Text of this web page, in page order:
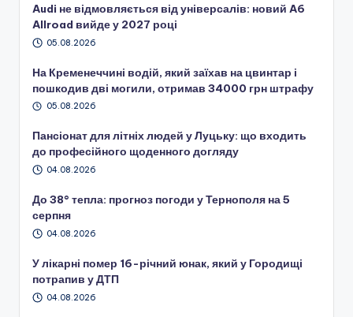
Audi не відмовляється від універсалів: новий A6
Allroad вийде у 2027 році
05.08.2026
На Кременеччині водій, який заїхав на цвинтар і
пошкодив дві могили, отримав 34000 грн штрафу
05.08.2026
Пансіонат для літніх людей у Луцьку: що входить
до професійного щоденного догляду
04.08.2026
До 38° тепла: прогноз погоди у Тернополя на 5
серпня
04.08.2026
У лікарні помер 16-річний юнак, який у Городищі
потрапив у ДТП
04.08.2026